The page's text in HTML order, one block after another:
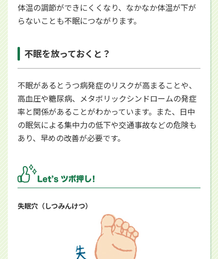
体温の調節ができにくくなり、なかなか体温が下が
らないことも不眠につながります。
不眠を放っておくと？
不眠があるとうつ病発症のリスクが高まることや、
高血圧や糖尿病、メタボリックシンドロームの発症
率と関係があることがわかっています。また、日中
の眠気による集中力の低下や交通事故などの危険も
あり、早めの改善が必要です。
失眠穴（しつみんけつ）